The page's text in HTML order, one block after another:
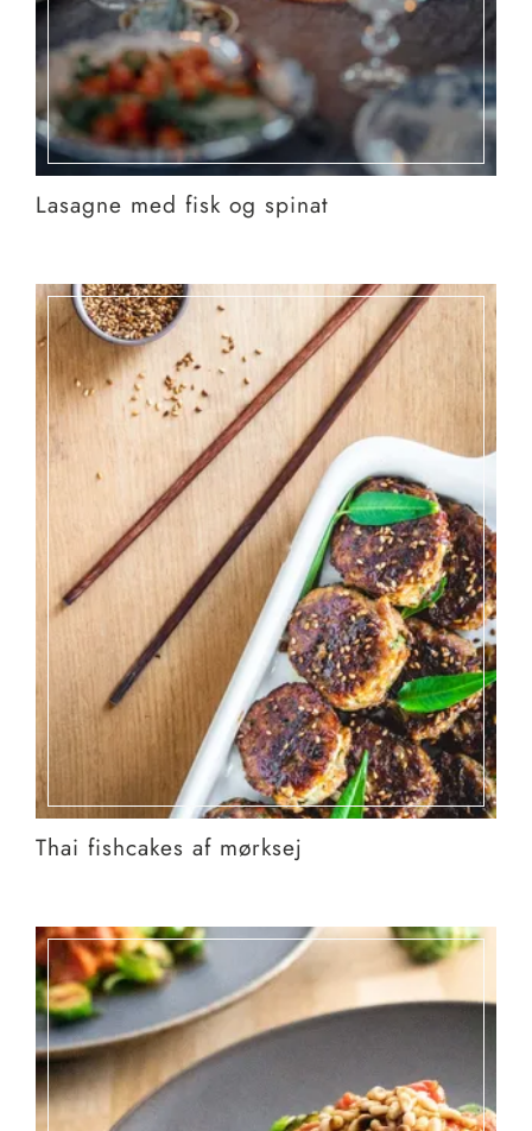
Lasagne med fisk og spinat
Thai fishcakes af mørksej